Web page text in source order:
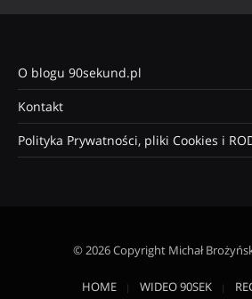
O blogu 90sekund.pl
Kontakt
Polityka Prywatności, pliki Cookies i
© 2026 Copyright Michał
HOME WIDEO 90SEK